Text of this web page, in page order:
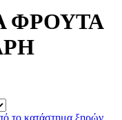
ΦΡΟΥΤΑ